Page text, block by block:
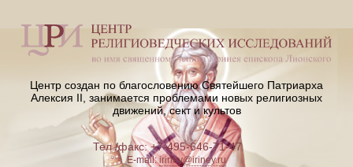
Центр создан по благословению Святейшего Патриарха
Алексия II, занимается проблемами новых религиозных
движений, сект и культов
Тел./факс: +7-495-646-71-47
E-mail:iriney@iriney.ru